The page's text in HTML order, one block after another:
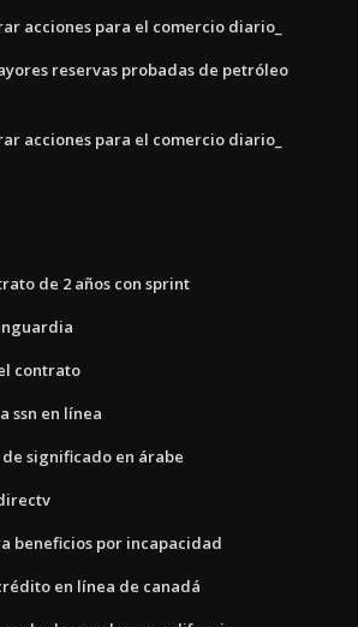
acciones para el comercio diario_
reservas probadas de petróleo
acciones para el comercio diario_
de 2 años con sprint
contrato
ssn en línea
de significado en árabe
beneficios por incapacidad
en línea de canadá